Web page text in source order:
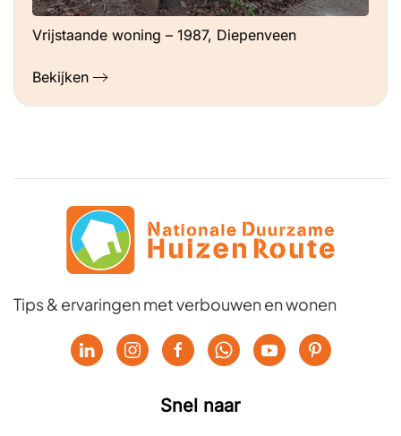
Vrijstaande woning – 1987, Diepenveen
Bekijken
Tips & ervaringen met verbouwen en wonen
Snel naar